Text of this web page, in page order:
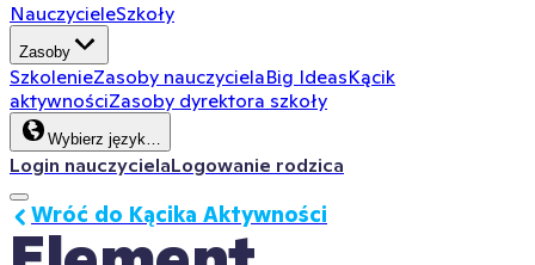
NauczycieleSzkoły
Zasoby
SzkolenieZasoby nauczycielaBig IdeasKącik
aktywnościZasoby dyrektora szkoły
Wybierz język…
Login nauczycielaLogowanie rodzica
Wróć do Kącika Aktywności